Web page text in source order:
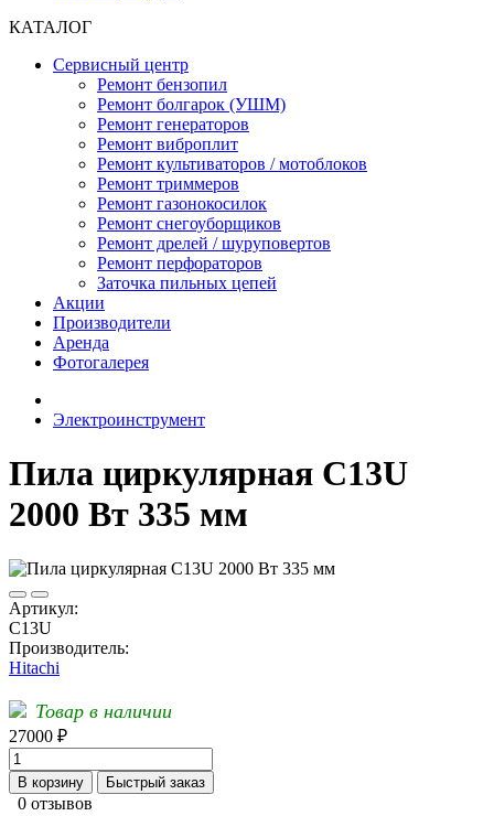
КАТАЛОГ
Сервисный центр
Ремонт бензопил
Ремонт болгарок (УШМ)
Ремонт генераторов
Ремонт виброплит
Ремонт культиваторов / мотоблоков
Ремонт триммеров
Ремонт газонокосилок
Ремонт снегоуборщиков
Ремонт дрелей / шуруповертов
Ремонт перфораторов
Заточка пильных цепей
Акции
Производители
Аренда
Фотогалерея
Электроинструмент
Пила циркулярная C13U
2000 Вт 335 мм
Артикул:
C13U
Производитель:
Hitachi
Товар в наличии
27000 ₽
В корзину Быстрый заказ
0 отзывов